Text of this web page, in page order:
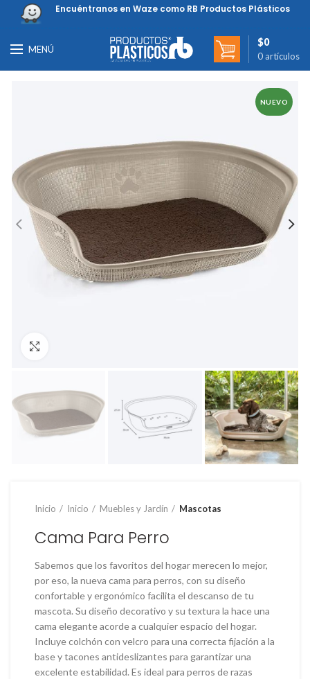
Encuéntranos en Waze como RB Productos Plásticos
MENÚ
0 artículos
$0
NUEVO
Inicio Inicio Muebles y Jardín Mascotas
Cama Para Perro
Sabemos que los favoritos del hogar merecen lo mejor,
por eso, la nueva cama para perros, con su diseño
confortable y ergonómico facilita el descanso de tu
mascota. Su diseño decorativo y su textura la hace una
cama elegante acorde a cualquier espacio del hogar.
Incluye colchón con velcro para una correcta fijación a la
base y tacones antideslizantes para garantizar una
excelente estabilidad. Es ideal para perros de razas